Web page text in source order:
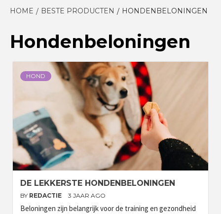
HOME BESTE PRODUCTEN HONDENBELONINGEN
Hondenbeloningen
HOND
DE LEKKERSTE HONDENBELONINGEN
BY REDACTIE 3 JAAR AGO
Beloningen zijn belangrijk voor de training en gezondheid